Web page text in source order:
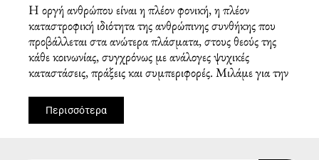
Η οργή ανθρώπου είναι η πλέον φονική, η πλέον
καταστροφική ιδιότητα της ανθρώπινης συνθήκης που
προβάλλεται στα ανώτερα πλάσματα, στους θεούς της
κάθε κοινωνίας, συγχρόνως με ανάλογες ψυχικές
καταστάσεις, πράξεις και συμπεριφορές. Μιλάμε για την
Περισσότερα